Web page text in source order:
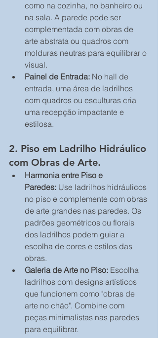
como na cozinha, no banheiro ou
na sala. A parede pode ser
complementada com obras de
arte abstrata ou quadros com
molduras neutras para equilibrar o
visual.
Painel de Entrada: No hall de
entrada, uma área de ladrilhos
com quadros ou esculturas cria
uma recepção impactante e
estilosa.
2. Piso em Ladrilho Hidráulico
com Obras de Arte.
Harmonia entre Piso e
Paredes: Use ladrilhos hidráulicos
no piso e complemente com obras
de arte grandes nas paredes. Os
padrões geométricos ou florais
dos ladrilhos podem guiar a
escolha de cores e estilos das
obras.
Galeria de Arte no Piso: Escolha
ladrilhos com designs artísticos
que funcionem como "obras de
arte no chão". Combine com
peças minimalistas nas paredes
para equilibrar.